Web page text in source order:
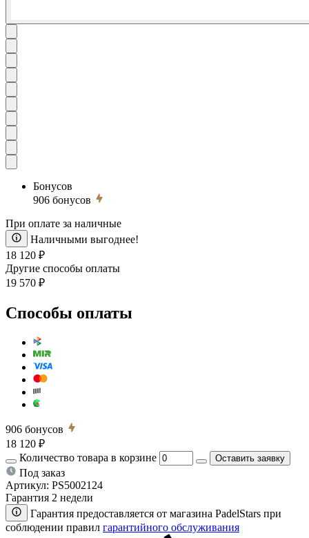
Бонусов
906 бонусов
При оплате за наличные
Наличными выгоднее!
18 120 ₽
Другие способы оплаты
19 570 ₽
Способы оплаты
906 бонусов
18 120 ₽
Количество товара в корзине
Оставить заявку
Под заказ
Артикул: PS5002124
Гарантия 2 недели
Гарантия предоставляется от магазина PadelStars при
соблюдении правил гарантийного обслуживания